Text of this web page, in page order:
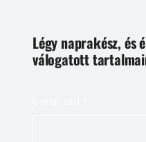
Légy naprakész, és
válogatott